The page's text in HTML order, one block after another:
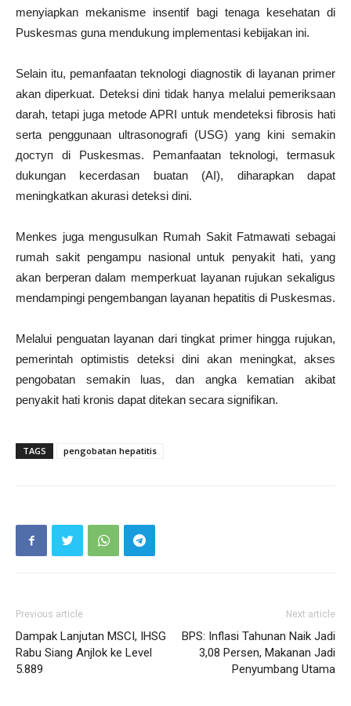
menyiapkan mekanisme insentif bagi tenaga kesehatan di
Puskesmas guna mendukung implementasi kebijakan ini.
Selain itu, pemanfaatan teknologi diagnostik di layanan primer
akan diperkuat. Deteksi dini tidak hanya melalui pemeriksaan
darah, tetapi juga metode APRI untuk mendeteksi fibrosis hati
serta penggunaan ultrasonografi (USG) yang kini semakin
доступ di Puskesmas. Pemanfaatan teknologi, termasuk
dukungan kecerdasan buatan (AI), diharapkan dapat
meningkatkan akurasi deteksi dini.
Menkes juga mengusulkan Rumah Sakit Fatmawati sebagai
rumah sakit pengampu nasional untuk penyakit hati, yang
akan berperan dalam memperkuat layanan rujukan sekaligus
mendampingi pengembangan layanan hepatitis di Puskesmas.
Melalui penguatan layanan dari tingkat primer hingga rujukan,
pemerintah optimistis deteksi dini akan meningkat, akses
pengobatan semakin luas, dan angka kematian akibat
penyakit hati kronis dapat ditekan secara signifikan.
TAGS pengobatan hepatitis
Previous article
Dampak Lanjutan MSCI, IHSG
Rabu Siang Anjlok ke Level
5.889
Next article
BPS: Inflasi Tahunan Naik Jadi
3,08 Persen, Makanan Jadi
Penyumbang Utama